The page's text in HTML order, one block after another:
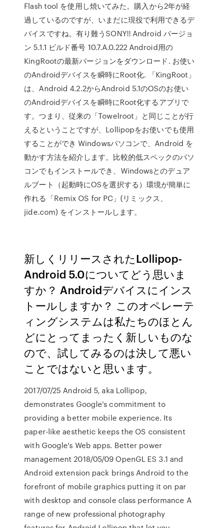
Flash tool を使用し焼いてみた。購入から2年が経
過しているのですが、いまだに現役で利用できるデ
バイスですね。有り難うSONY!! Android バージョ
ン 5.1.1 ビルド番号 10.7.A.0.222 Android用の
KingRootの最新バージョンをダウンロード. お使い
のAndroidデバイスを瞬時にRoot化. 「KingRoot」
は、Android 4.2.2からAndroid 5.1のOSのお使い
のAndroidデバイスを瞬時にRoot化するアプリで
す。つまり、従来の「Towelroot」と同じことが行
えるということですが、Lollipopをお使いでも使用
することができ Windowsパソコンで、Android を
動かす方法を紹介します。比較的低スペックのパソ
コンでもインストールでき、Windowsとのデュア
ルブート（起動時にOSを選択する）環境が簡単に
作れる「Remix OS for PC」(リミックス、
jide.com) をインストールします。
新しくリリースされたLollipop-
Android 5.0についてどう思いま
すか？ Androidデバイスにインス
トールしますか？ このオペレーテ
ィングシステムは私たちのほとん
どにとってまったく新しいものな
ので、試してみるのは決して悪い
ことではないと思います。
2017/07/25 Android 5, aka Lollipop,
demonstrates Google's commitment to
providing a better mobile experience. Its
paper-like aesthetic keeps the OS consistent
with Google's Web apps. Better power
management 2018/05/09 OpenGL ES 3.1 and
Android extension pack brings Android to the
forefront of mobile graphics putting it on par
with desktop and console class performance A
range of new professional photography